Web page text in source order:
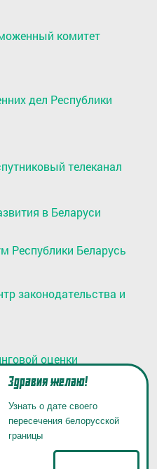
комитет
дел Республики
телеканал
в Беларуси
Республики Беларусь
законодательства и
оценки
Здравия желаю!
Узнать о дате своего
пересечения белорусской
границы